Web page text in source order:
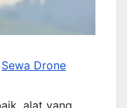
Sewa Drone
alat yang